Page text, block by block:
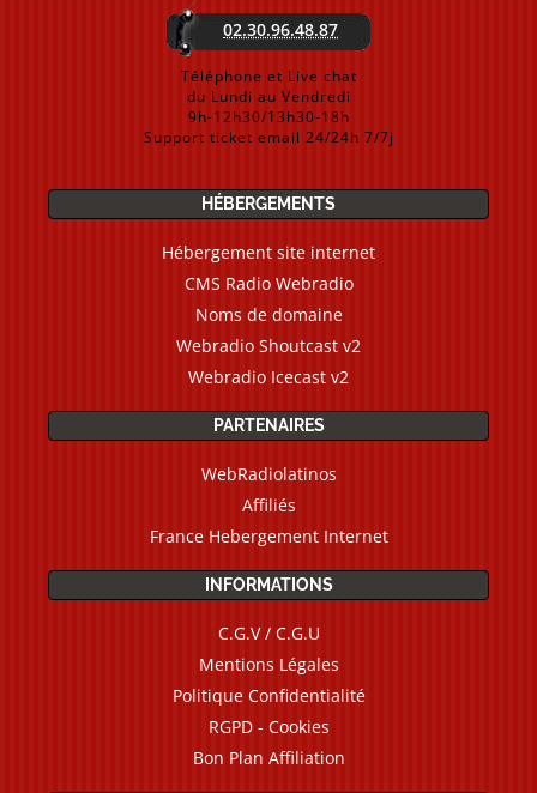
02.30.96.48.87
Téléphone et Live chat
du Lundi au Vendredi
9h-12h30/13h30-18h
Support ticket email 24/24h 7/7j
HÉBERGEMENTS
Hébergement site internet
CMS Radio Webradio
Noms de domaine
Webradio Shoutcast v2
Webradio Icecast v2
PARTENAIRES
WebRadiolatinos
Affiliés
France Hebergement Internet
INFORMATIONS
C.G.V / C.G.U
Mentions Légales
Politique Confidentialité
RGPD - Cookies
Bon Plan Affiliation